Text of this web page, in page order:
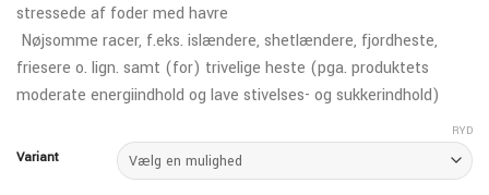
stressede af foder med havre
 Nøjsomme racer, f.eks. islændere, shetlændere, fjordheste,
friesere o. lign. samt (for) trivelige heste (pga. produktets
moderate energiindhold og lave stivelses- og sukkerindhold)
Variant
RYD